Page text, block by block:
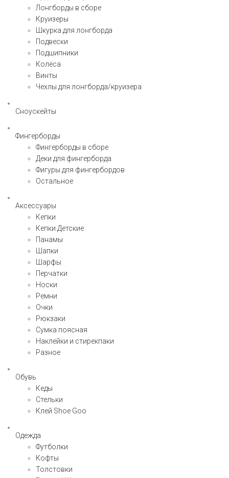
Лонгборды в сборе
Круизеры
Шкурка для лонгборда
Подвески
Подшипники
Колёса
Винты
Чехлы для лонгборда/круизера
Сноускейты
Фингерборды
Фингерборды в сборе
Деки для фингерборда
Фигуры для фингербордов
Остальное
Аксессуары
Кепки
Кепки Детские
Панамы
Шапки
Шарфы
Перчатки
Носки
Ремни
Очки
Рюкзаки
Сумка поясная
Наклейки и стирекпаки
Разное
Обувь
Кеды
Стельки
Клей Shoe Goo
Одежда
Футболки
Кофты
Толстовки